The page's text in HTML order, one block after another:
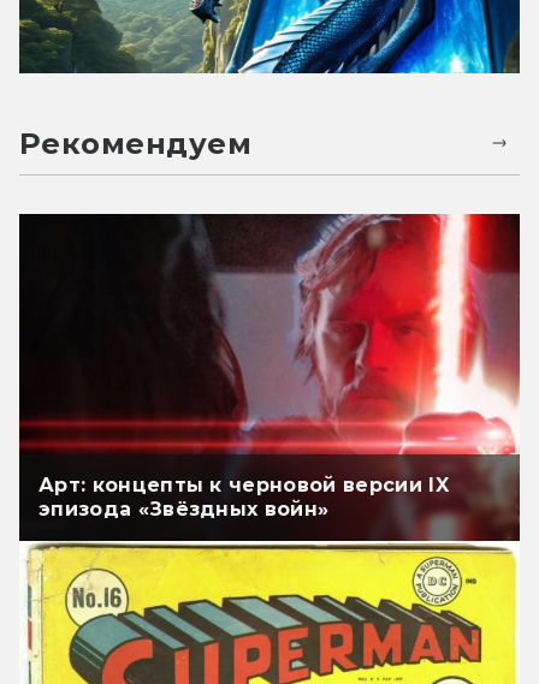
Рекомендуем
Арт: концепты к черновой версии IX
эпизода «Звёздных войн»